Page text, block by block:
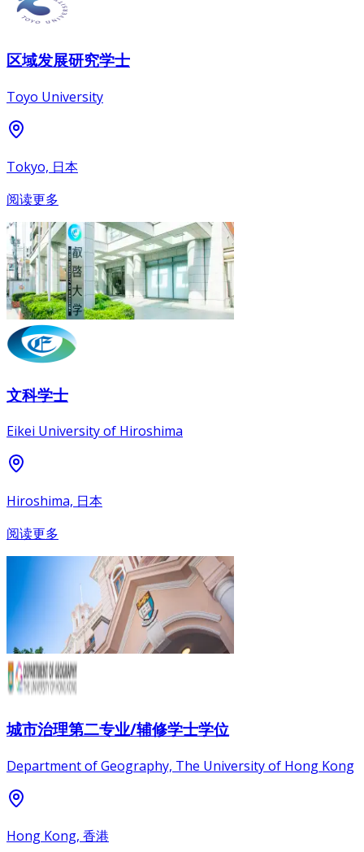
区域发展研究学士
Toyo University
Tokyo, 日本
阅读更多
文科学士
Eikei University of Hiroshima
Hiroshima, 日本
阅读更多
城市治理第二专业/辅修学士学位
Department of Geography, The University of Hong Kong
Hong Kong, 香港